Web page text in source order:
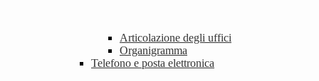
Articolazione degli uffici
Organigramma
Telefono e posta elettronica